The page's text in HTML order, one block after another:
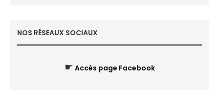
NOS RÉSEAUX SOCIAUX
☛ Accès page Facebook